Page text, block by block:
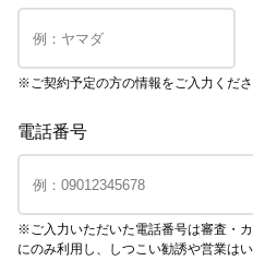
※ご契約予定の方の情報をご入力くだ
電話番号
※ご入力いただいた電話番号は審査・
にのみ利用し、しつこい勧誘や営業はい